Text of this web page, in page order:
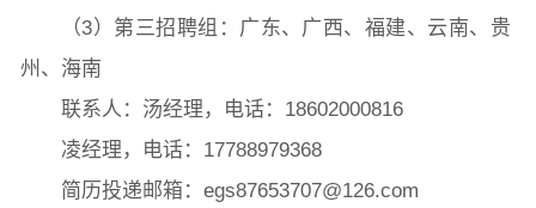
（3）第三招聘组：广东、广西、福建、云南、贵
州、海南
联系人：汤经理，电话：18602000816
凌经理，电话：17788979368
简历投递邮箱：egs87653707@126.com